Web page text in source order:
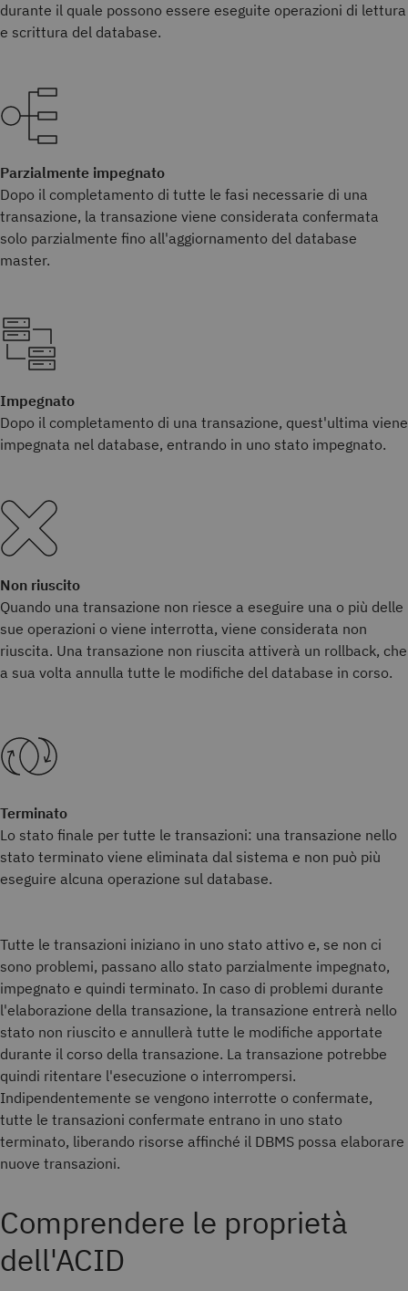
durante il quale possono essere eseguite operazioni di lettura
e scrittura del database.
Parzialmente impegnato
Dopo il completamento di tutte le fasi necessarie di una
transazione, la transazione viene considerata confermata
solo parzialmente fino all'aggiornamento del database
master.
Impegnato
Dopo il completamento di una transazione, quest'ultima viene
impegnata nel database, entrando in uno stato impegnato.
Non riuscito
Quando una transazione non riesce a eseguire una o più delle
sue operazioni o viene interrotta, viene considerata non
riuscita. Una transazione non riuscita attiverà un rollback, che
a sua volta annulla tutte le modifiche del database in corso.
Terminato
Lo stato finale per tutte le transazioni: una transazione nello
stato terminato viene eliminata dal sistema e non può più
eseguire alcuna operazione sul database.
Tutte le transazioni iniziano in uno stato attivo e, se non ci
sono problemi, passano allo stato parzialmente impegnato,
impegnato e quindi terminato. In caso di problemi durante
l'elaborazione della transazione, la transazione entrerà nello
stato non riuscito e annullerà tutte le modifiche apportate
durante il corso della transazione. La transazione potrebbe
quindi ritentare l'esecuzione o interrompersi.
Indipendentemente se vengono interrotte o confermate,
tutte le transazioni confermate entrano in uno stato
terminato, liberando risorse affinché il DBMS possa elaborare
nuove transazioni.
Comprendere le proprietà
dell'ACID